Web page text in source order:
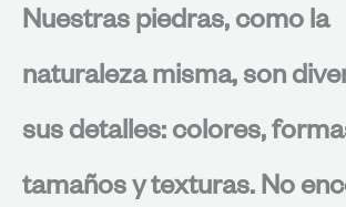
Nuestras piedras, como la
naturaleza misma, son
sus detalles: colores,
tamaños y texturas. No